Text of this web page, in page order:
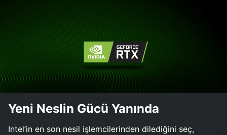
Yeni Neslin Gücü Yanında
Intel’in en son nesil işlemcilerinden dilediğini seç,